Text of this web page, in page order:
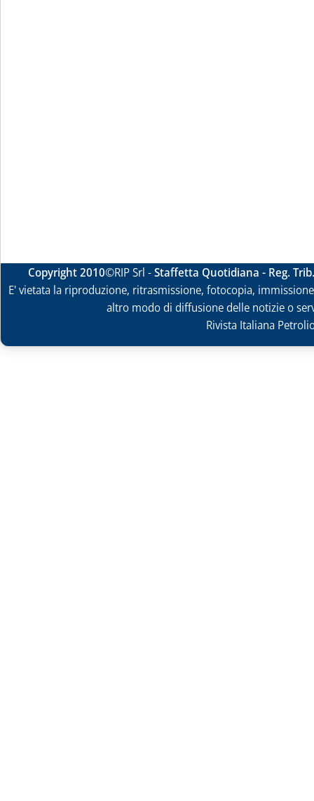
Copyright 2010©RIP Srl -Staffetta Quotidiana - Reg.
E' vietata la riproduzione, ritrasmissione, fotocopia,
altro modo di diffusione delle notizie o
Rivista Italiana